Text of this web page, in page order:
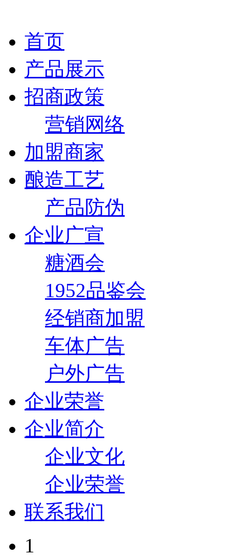
首页
产品展示
招商政策
营销网络
加盟商家
酿造工艺
产品防伪
企业广宣
糖酒会
1952品鉴会
经销商加盟
车体广告
户外广告
企业荣誉
企业简介
企业文化
企业荣誉
联系我们
1